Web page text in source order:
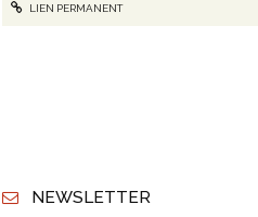
LIEN PERMANENT
NEWSLETTER